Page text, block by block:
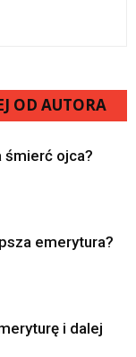
OD AUTORA
śmierć ojca?
emerytura?
i dalej